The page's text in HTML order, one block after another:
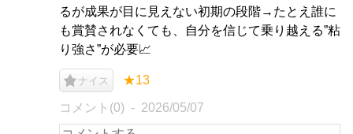
るが成果が目に見えない初期の段階→たとえ誰に
も賞賛されなくても、自分を信じて乗り越える”粘
り強さ”が必要📈
ナイス ★13
コメント(0) 2026/05/07